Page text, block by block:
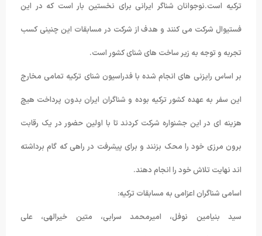
ترکیه است.نوجوانان شناگر ایرانی برای نخستین بار است که در این
فستیوال شرکت می کنند و هدف از شرکت در مسابقات این چنینی کسب
تجربه و توجه به زیر ساخت های شنای کشور است.
بر اساس رایزنی های انجام شده با فدراسیون شنای ترکیه تمامی مخارج
این سفر به عهده کشور ترکیه بوده و شناگران ایران بدون پرداخت هیچ
هزینه ای در این جشنواره شرکت کردند تا با اولین حضور در یک رقابت
برون مرزی خود را محک بزنند و برای پیشرفت در راهی که گام برداشته
اند نهایت تلاش خود را انجام دهند.
اسامی شناگران اعزامی به مسابقات ترکیه:
سید بنیامین نوفل، امیرمحمد سرابی، متین خیرالهی، علی